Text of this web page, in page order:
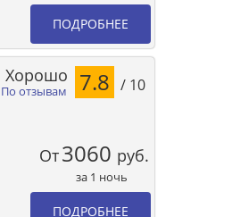
ПОДРОБНЕЕ
По отзывам
Хорошо 7.8 / 10
От3060 руб.
за 1 ночь
ПОДРОБНЕЕ